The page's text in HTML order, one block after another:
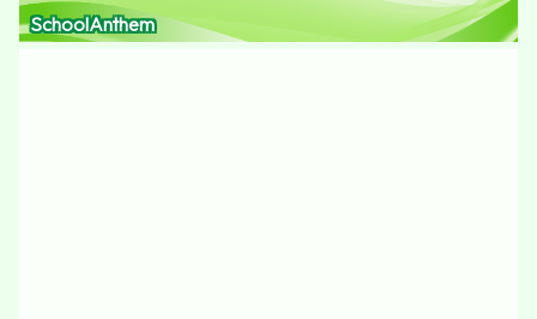
SchoolAnthem